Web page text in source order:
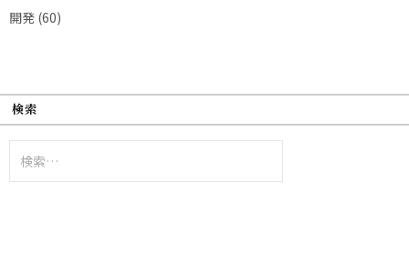
開発 (60)
検索
索: